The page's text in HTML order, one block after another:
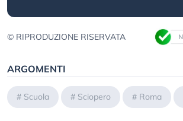
© RIPRODUZIONE RISERVATA
ARGOMENTI
# Scuola # Sciopero # Roma